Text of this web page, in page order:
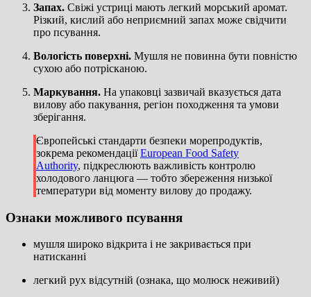
Запах. Свіжі устриці мають легкий морський аромат.
Різкий, кислий або неприємний запах може свідчити
про псування.
Вологість поверхні. Мушля не повинна бути повністю
сухою або потрісканою.
Маркування. На упаковці зазвичай вказується дата
вилову або пакування, регіон походження та умови
зберігання.
Європейські стандарти безпеки морепродуктів,
зокрема рекомендаціїEuropean Food Safety
Authority, підкреслюють важливість контролю
холодового ланцюга — тобто збереження низької
температури від моменту вилову до продажу.
Ознаки можливого псування
мушля широко відкрита і не закривається при
натисканні
легкий рух відсутній (ознака, що молюск неживий)